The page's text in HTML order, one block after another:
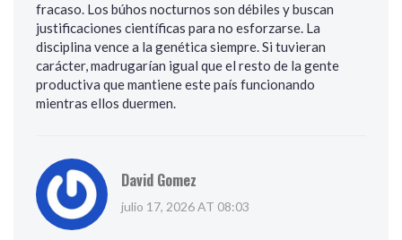
fracaso. Los búhos nocturnos son débiles y buscan
justificaciones científicas para no esforzarse. La
disciplina vence a la genética siempre. Si tuvieran
carácter, madrugarían igual que el resto de la gente
productiva que mantiene este país funcionando
mientras ellos duermen.
David Gomez
julio 17, 2026 AT 08:03